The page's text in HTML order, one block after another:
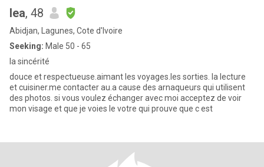
lea, 48
Abidjan, Lagunes, Cote d'Ivoire
Seeking: Male 50 - 65
la sincérité
douce et respectueuse.aimant les voyages.les sorties. la lecture
et cuisiner.me contacter au.a cause des arnaqueurs qui utilisent
des photos. si vous voulez échanger avec moi acceptez de voir
mon visage et que je voies le votre qui prouve que c est